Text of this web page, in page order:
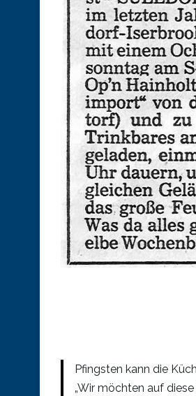
Pfingsten kann die
„Wir möchten auf